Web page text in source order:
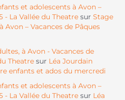
et adolescents à Avon –
- La Vallée du Theatresur Stage
– Vacances de Pâques
à Avon - Vacances de
Theatresur Léa Jourdain
enfants et ados du mercredi
et adolescents à Avon –
- La Vallée du Theatresur Léa